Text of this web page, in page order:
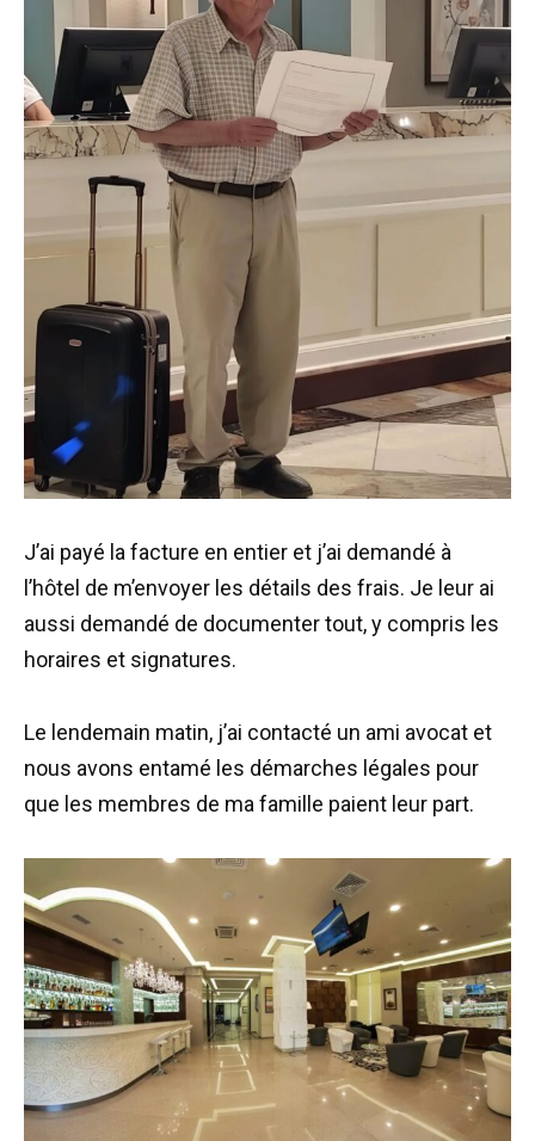
J’ai payé la facture en entier et j’ai demandé à
l’hôtel de m’envoyer les détails des frais. Je leur ai
aussi demandé de documenter tout, y compris les
horaires et signatures.
Le lendemain matin, j’ai contacté un ami avocat et
nous avons entamé les démarches légales pour
que les membres de ma famille paient leur part.